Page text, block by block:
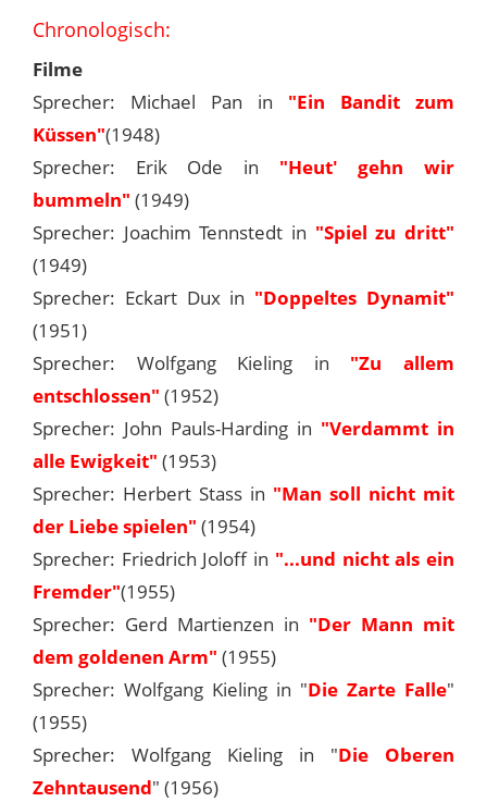
Chronologisch:
Filme
Sprecher: Michael Pan in "Ein Bandit zum
Küssen"(1948)
Sprecher: Erik Ode in "Heut' gehn wir
bummeln" (1949)
Sprecher: Joachim Tennstedt in "Spiel zu dritt"
(1949)
Sprecher: Eckart Dux in "Doppeltes Dynamit"
(1951)
Sprecher: Wolfgang Kieling in "Zu allem
entschlossen" (1952)
Sprecher: John Pauls-Harding in "Verdammt in
alle Ewigkeit" (1953)
Sprecher: Herbert Stass in "Man soll nicht mit
der Liebe spielen" (1954)
Sprecher: Friedrich Joloff in "...und nicht als ein
Fremder"(1955)
Sprecher: Gerd Martienzen in "Der Mann mit
dem goldenen Arm" (1955)
Sprecher: Wolfgang Kieling in "Die Zarte Falle"
(1955)
Sprecher: Wolfgang Kieling in "Die Oberen
Zehntausend" (1956)